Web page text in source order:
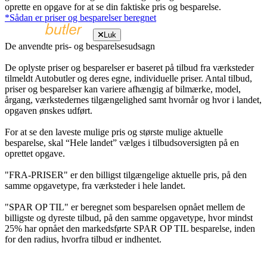
oprette en opgave for at se din faktiske pris og besparelse.
*Sådan er priser og besparelser beregnet
Luk
De anvendte pris- og besparelsesudsagn
De oplyste priser og besparelser er baseret på tilbud fra værksteder
tilmeldt Autobutler og deres egne, individuelle priser. Antal tilbud,
priser og besparelser kan variere afhængig af bilmærke, model,
årgang, værkstedernes tilgængelighed samt hvornår og hvor i landet,
opgaven ønskes udført.
For at se den laveste mulige pris og største mulige aktuelle
besparelse, skal “Hele landet” vælges i tilbudsoversigten på en
oprettet opgave.
"FRA-PRISER" er den billigst tilgængelige aktuelle pris, på den
samme opgavetype, fra værksteder i hele landet.
"SPAR OP TIL" er beregnet som besparelsen opnået mellem de
billigste og dyreste tilbud, på den samme opgavetype, hvor mindst
25% har opnået den markedsførte SPAR OP TIL besparelse, inden
for den radius, hvorfra tilbud er indhentet.